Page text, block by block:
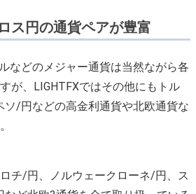
ス円の通貨ペアが豊富
などのメジャー通貨は当然ながら各
が、LIGHTFXではその他にもトル
ソ/円などの高金利通貨や北欧通貨な
チ/円、ノルウェークローネ/円、ス